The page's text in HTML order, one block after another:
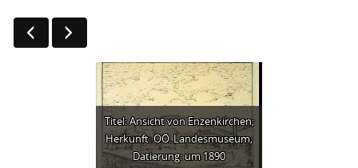
Titel: Ansicht von Enzenkirchen;
Herkunft: OÖ. Landesmuseum;
Datierung: um 1890